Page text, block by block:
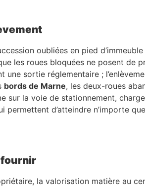
oubliées en pied
les roues bloquées ne posent de
sortie réglementaire ;
bords de Marne, les deux-roues
sur la voie de stationnement,
permettent d’atteindre n’importe
fournir
la valorisation matière au